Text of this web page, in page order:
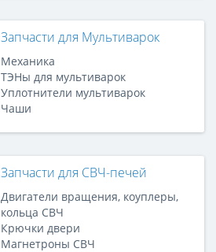
Запчасти для Мультиварок
Механика
ТЭНы для мультиварок
Уплотнители мультиварок
Чаши
Запчасти для СВЧ-печей
Двигатели вращения, коуплеры,
кольца СВЧ
Крючки двери
Магнетроны СВЧ